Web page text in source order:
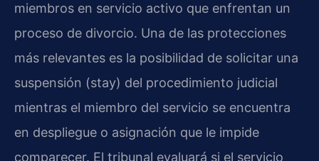
miembros en servicio activo que enfrentan un
proceso de divorcio. Una de las protecciones
más relevantes es la posibilidad de solicitar una
suspensión (stay) del procedimiento judicial
mientras el miembro del servicio se encuentra
en despliegue o asignación que le impide
comparecer. El tribunal evaluará si el servicio